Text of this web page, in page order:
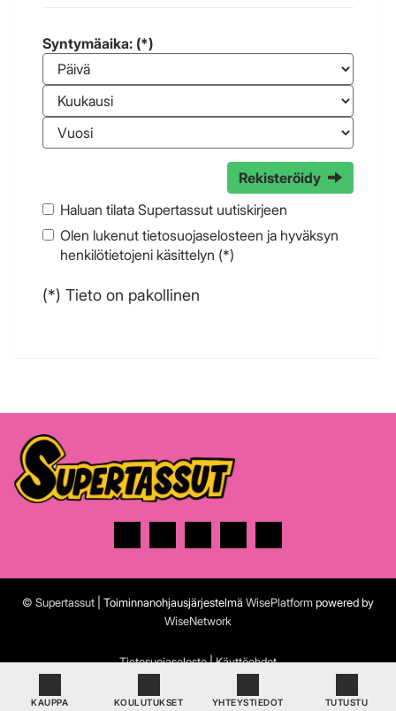
KAUPPA KOULUTUKSET YHTEYSTIEDOT TUTUSTU
Syntymäaika: (*)
Rekisteröidy
Haluan tilata Supertassut uutiskirjeen
Olen lukenut tietosuojaselosteen ja hyväksyn
henkilötietojeni käsittelyn (*)
(*) Tieto on pakollinen
© Supertassut | Toiminnanohjausjärjestelmä WisePlatformpowered by
WiseNetwork
Tietosuojaseloste|Käyttöehdot